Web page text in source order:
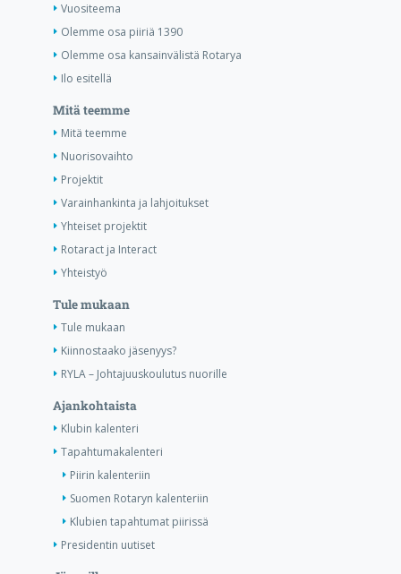
Vuositeema
Olemme osa piiriä 1390
Olemme osa kansainvälistä Rotarya
Ilo esitellä
Mitä teemme
Mitä teemme
Nuorisovaihto
Projektit
Varainhankinta ja lahjoitukset
Yhteiset projektit
Rotaract ja Interact
Yhteistyö
Tule mukaan
Tule mukaan
Kiinnostaako jäsenyys?
RYLA – Johtajuuskoulutus nuorille
Ajankohtaista
Klubin kalenteri
Tapahtumakalenteri
Piirin kalenteriin
Suomen Rotaryn kalenteriin
Klubien tapahtumat piirissä
Presidentin uutiset